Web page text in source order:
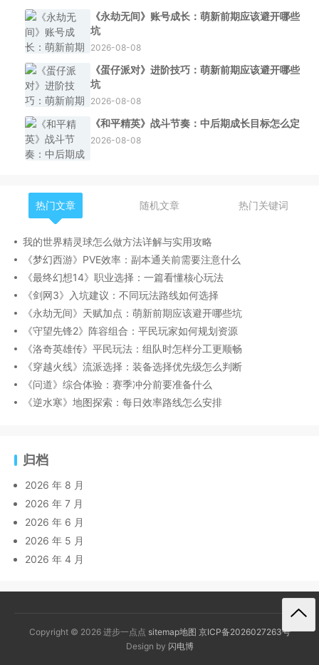
《永劫无间》账号成长：萌新前期应该避开哪些
坑
2026-08-08
《蛋仔派对》进阶技巧：萌新前期应该避开哪些
坑
2026-08-08
《和平精英》战斗节奏：中后期成长目标怎么定
2026-08-08
热门文章 随机文章 热门关键词
我的世界精灵球怎么做方法详解与实用攻略
《梦幻西游》PVE效率：副本通关前需要注意什么
《最终幻想14》职业选择：一篇看懂核心玩法
《剑网3》入坑建议：不同玩法路线如何选择
《永劫无间》天赋加点：萌新前期应该避开哪些坑
《守望先锋2》阵容组合：平民玩家如何规划资源
《洛奇英雄传》平民玩法：组队时怎样分工更顺畅
《穿越火线》流派选择：装备选择优先级怎么判断
《问道》综合体验：赛季冲分前要准备什么
《逆水寒》地图探索：每日效率路线怎么安排
归档
2026 年 8 月
2026 年 7 月
2026 年 6 月
2026 年 5 月
2026 年 4 月
Copyright © 2026 进步一点点 sitemap地图 京ICP备2026027263号
Design by 闪电博